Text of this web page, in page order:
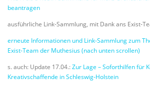
beantragen
ausführliche Link-Sammlung, mit Dank ans Exist-
erneute Informationen und Link-Sammlung zum
Exist-Team der Muthesius (nach unten scrollen)
s. auch: Update 17.04.:Zur Lage – Soforthilfen für
Kreativschaffende in Schleswig-Holstein